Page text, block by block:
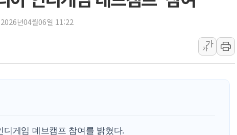
포스코, 희귀가스 사업
경북도·대구시 '2차
서울 아파트값
효성중공업, 덴마크에
딥시크, AI 서비스 가격
2026년04월06일 11:22
가
가
게임 데브캠프 참여를 밝혔다.